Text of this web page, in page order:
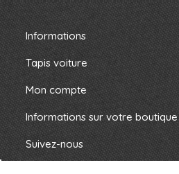
Informations
Tapis voiture
Mon compte
Informations sur votre boutique
Suivez-nous